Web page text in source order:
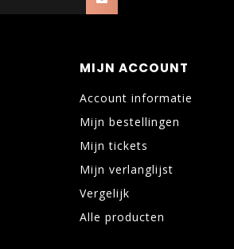
MIJN ACCOUNT
Account informatie
Mijn bestellingen
Mijn tickets
Mijn verlanglijst
Vergelijk
Alle producten